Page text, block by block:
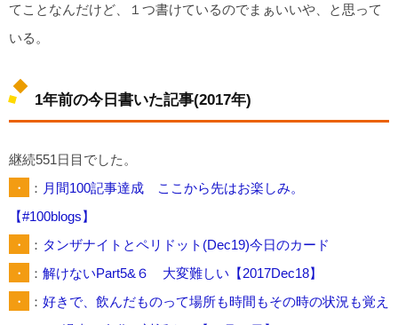
てことなんだけど、１つ書けているのでまぁいいや、と思って
いる。
1年前の今日書いた記事(2017年)
継続551日目でした。
・
： 月間100記事達成 ここから先はお楽しみ。
【#100blogs】
・
： タンザナイトとペリドット(Dec19)今日のカード
・
： 解けないPart5&６ 大変難しい【2017Dec18】
・
： 好きで、飲んだものって場所も時間もその時の状況も覚え